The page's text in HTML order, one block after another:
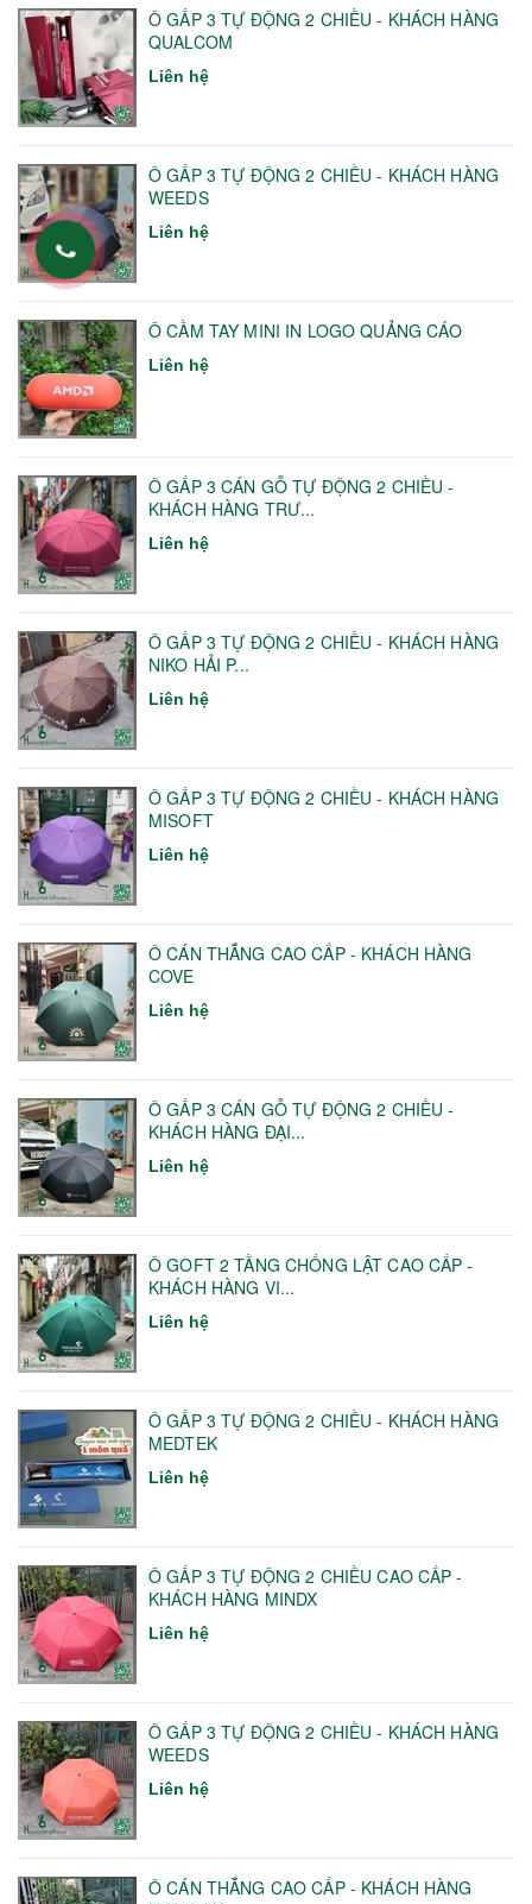
Ô GẤP 3 TỰ ĐỘNG 2 CHIỀU - KHÁCH HÀNG
QUALCOM
Liên hệ
Ô GẤP 3 TỰ ĐỘNG 2 CHIỀU - KHÁCH HÀNG
WEEDS
Liên hệ
Ô CẦM TAY MINI IN LOGO QUẢNG CÁO
Liên hệ
Ô GẤP 3 CÁN GỖ TỰ ĐỘNG 2 CHIỀU -
KHÁCH HÀNG TRƯ...
Liên hệ
Ô GẤP 3 TỰ ĐỘNG 2 CHIỀU - KHÁCH HÀNG
NIKO HẢI P...
Liên hệ
Ô GẤP 3 TỰ ĐỘNG 2 CHIỀU - KHÁCH HÀNG
MISOFT
Liên hệ
Ô CÁN THẲNG CAO CẤP - KHÁCH HÀNG
COVE
Liên hệ
Ô GẤP 3 CÁN GỖ TỰ ĐỘNG 2 CHIỀU -
KHÁCH HÀNG ĐẠI...
Liên hệ
Ô GOFT 2 TẦNG CHỐNG LẬT CAO CẤP -
KHÁCH HÀNG VI...
Liên hệ
Ô GẤP 3 TỰ ĐỘNG 2 CHIỀU - KHÁCH HÀNG
MEDTEK
Liên hệ
Ô GẤP 3 TỰ ĐỘNG 2 CHIỀU CAO CẤP -
KHÁCH HÀNG MINDX
Liên hệ
Ô GẤP 3 TỰ ĐỘNG 2 CHIỀU - KHÁCH HÀNG
WEEDS
Liên hệ
Ô CÁN THẲNG CAO CẤP - KHÁCH HÀNG